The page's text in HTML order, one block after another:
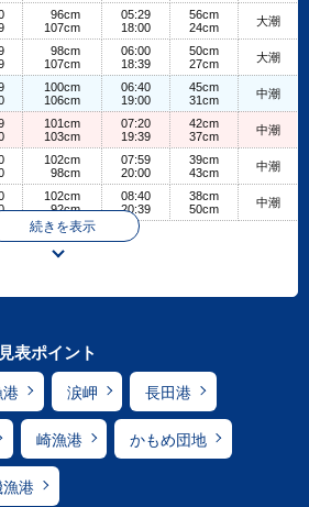
96cm
107cm
05:29
18:00
56cm
24cm
大潮
98cm
107cm
06:00
18:39
50cm
27cm
大潮
100cm
106cm
06:40
19:00
45cm
31cm
中潮
101cm
103cm
07:20
19:39
42cm
37cm
中潮
102cm
98cm
07:59
20:00
39cm
43cm
中潮
102cm
92cm
08:40
20:39
38cm
50cm
中潮
続きを表示
表ポイント
港 涙岬 長田港
崎漁港 かもめ団地
漁港